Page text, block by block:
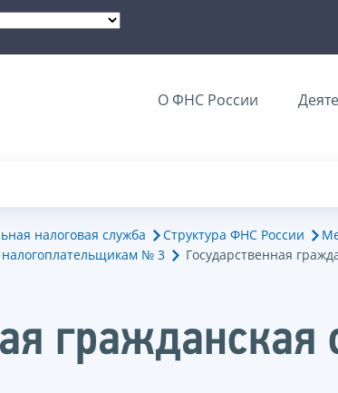
О ФНС России
налоговая служба Структура ФНС России
№ 3
Государственная